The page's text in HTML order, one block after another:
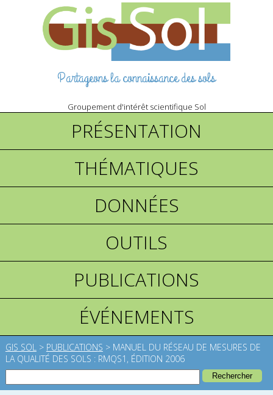
Partageons la connaissance des sols
Groupement d'intérêt scientifique Sol
PRÉSENTATION
THÉMATIQUES
DONNÉES
OUTILS
PUBLICATIONS
ÉVÉNEMENTS
GIS SOL > PUBLICATIONS > MANUEL DU RÉSEAU DE MESURES DE
LA QUALITÉ DES SOLS : RMQS1, ÉDITION 2006